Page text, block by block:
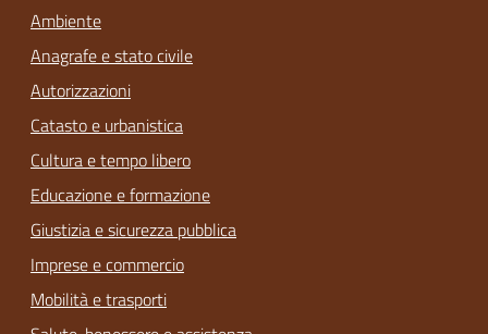
Ambiente
Anagrafe e stato civile
Autorizzazioni
Catasto e urbanistica
Cultura e tempo libero
Educazione e formazione
Giustizia e sicurezza pubblica
Imprese e commercio
Mobilità e trasporti